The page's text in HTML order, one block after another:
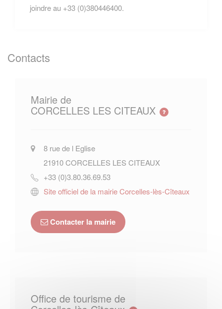
joindre au +33 (0)380446400.
Contacts
Mairie de
CORCELLES LES CITEAUX
8 rue de l Eglise
21910CORCELLES LES CITEAUX
+33 (0)3.80.36.69.53
Site officiel de la mairie Corcelles-lès-Cîteaux
Contacter la mairie
Office de tourisme de